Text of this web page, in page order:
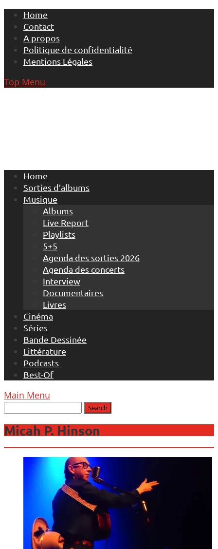
Skip
content
Home
Contact
A propos
Politique de confidentialité
Mentions Légales
Top Menu
Home
Sorties d’albums
Musique
Albums
Live Report
Playlists
5+5
Agenda des sorties 2026
Agenda des concerts
Interview
Documentaires
Livres
Cinéma
Séries
Bande Dessinée
Littérature
Podcasts
Best-Of
Main Menu
Micah P. Hinson